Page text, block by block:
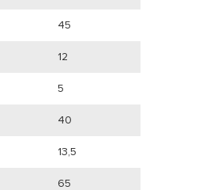
45
12
5
40
13,5
65